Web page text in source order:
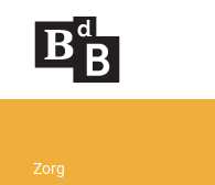
Zorg